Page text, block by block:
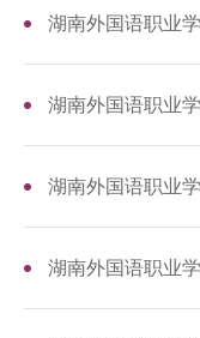
湖南外国语职业
湖南外国语职业
湖南外国语职业
湖南外国语职业